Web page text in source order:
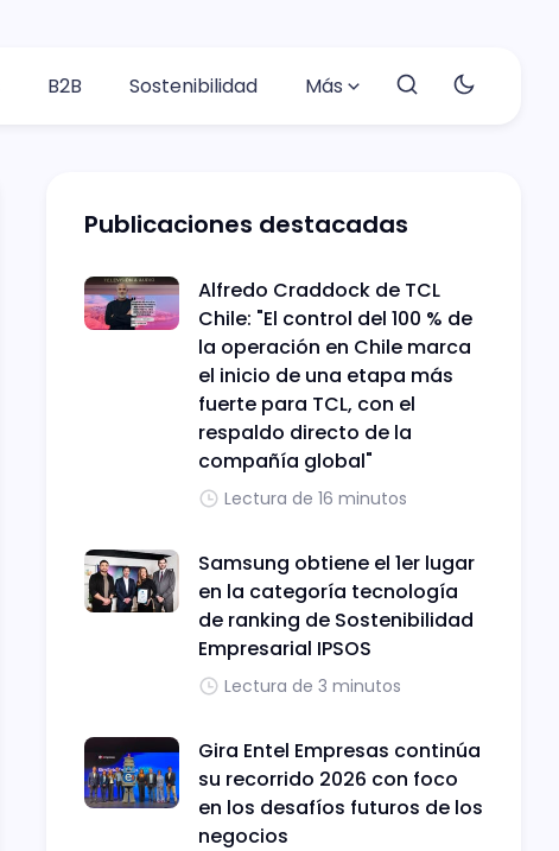
B2B Sostenibilidad Más
Publicaciones destacadas
Alfredo Craddock de TCL
Chile: "El control del 100 % de
la operación en Chile marca
el inicio de una etapa más
fuerte para TCL, con el
respaldo directo de la
compañía global"
Lectura de 16 minutos
Samsung obtiene el 1er lugar
en la categoría tecnología
de ranking de Sostenibilidad
Empresarial IPSOS
Lectura de 3 minutos
Gira Entel Empresas continúa
su recorrido 2026 con foco
en los desafíos futuros de los
negocios